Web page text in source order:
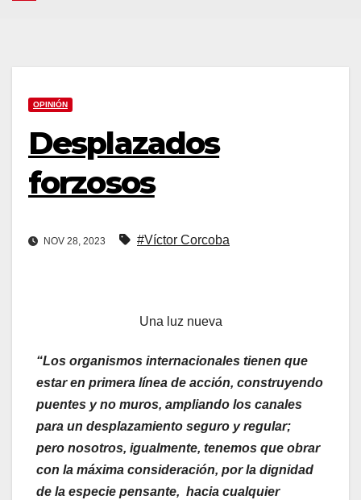
OPINIÓN
Desplazados
forzosos
NOV 28, 2023 #Víctor Corcoba
Una luz nueva
“Los organismos internacionales tienen que
estar en primera línea de acción, construyendo
puentes y no muros, ampliando los canales
para un desplazamiento seguro y regular;
pero nosotros, igualmente, tenemos que obrar
con la máxima consideración, por la dignidad
de la especie pensante, hacia cualquier